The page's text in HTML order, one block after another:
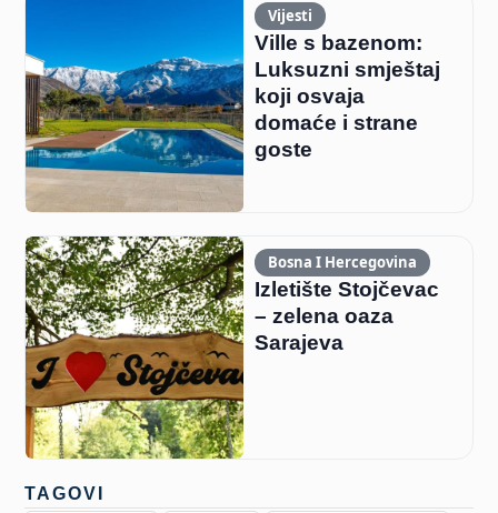
Vijesti
Ville s bazenom:
Luksuzni smještaj
koji osvaja
domaće i strane
goste
Bosna I Hercegovina
Izletište Stojčevac
– zelena oaza
Sarajeva
TAGOVI